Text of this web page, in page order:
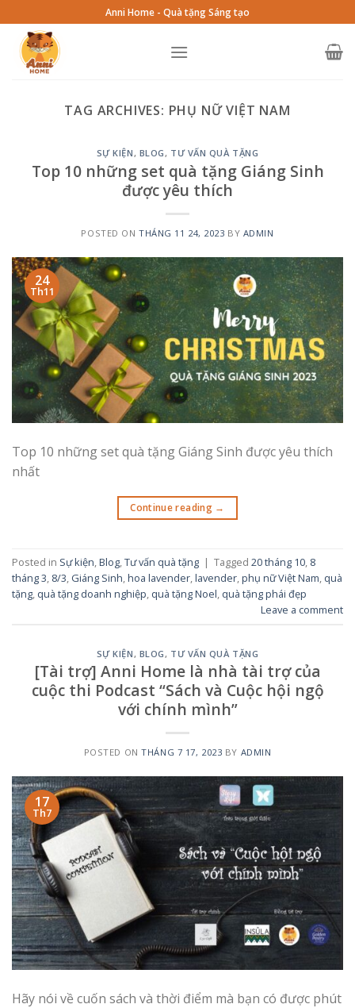
to
content
Anni Home - Quà tặng Sáng tạo
TAG ARCHIVES: PHỤ NỮ VIỆT NAM
SỰ KIỆN, BLOG, TƯ VẤN QUÀ TẶNG
Top 10 những set quà tặng Giáng Sinh
được yêu thích
POSTED ON THÁNG 11 24, 2023 BY ADMIN
24
Th11
Top 10 những set quà tặng Giáng Sinh được yêu thích
nhất
Continue reading →
Posted in Sự kiện,Blog,Tư vấn quà tặng | Tagged 20 tháng 10, 8
tháng 3, 8/3, Giáng Sinh,hoa lavender,lavender,phụ nữ Việt Nam, quà
tặng, quà tặng doanh nghiệp, quà tặng Noel, quà tặng phái đẹp
Leave a comment
SỰ KIỆN , BLOG , TƯ VẤN QUÀ TẶNG
[Tài trợ] Anni Home là nhà tài trợ của
cuộc thi Podcast “Sách và Cuộc hội ngộ
với chính mình”
POSTED ONTHÁNG 7 17, 2023 BY ADMIN
17
Th7
Hãy nói về cuốn sách và thời điểm mà bạn có được phút